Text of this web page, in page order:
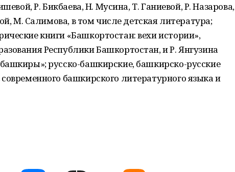
Р. Бикбаева, Н. Мусина, Т. Ганиевой, Р. Назарова,
М. Салимова, в том числе детская литература;
книги «Башкортостан: вехи истории»,
Республики Башкортостан, и Р. Янгузина
русско-башкирские, башкирско-русские
башкирского литературного языка и